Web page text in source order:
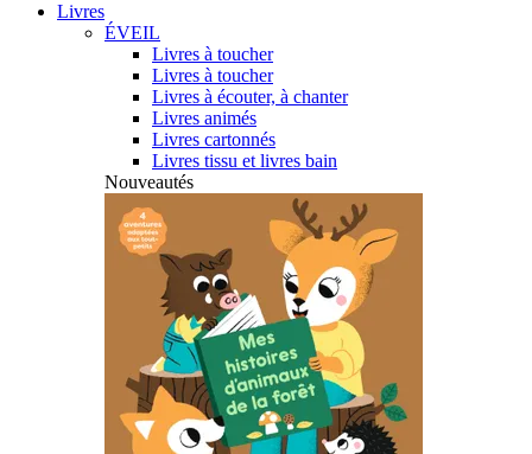
Livres
ÉVEIL
Livres à toucher
Livres à toucher
Livres à écouter, à chanter
Livres animés
Livres cartonnés
Livres tissu et livres bain
Nouveautés